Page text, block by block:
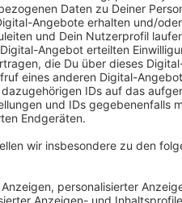
Später dann noch ein
30.000 Euro. Die Taten soll
haben. Insgesamt sechs
Anzeige